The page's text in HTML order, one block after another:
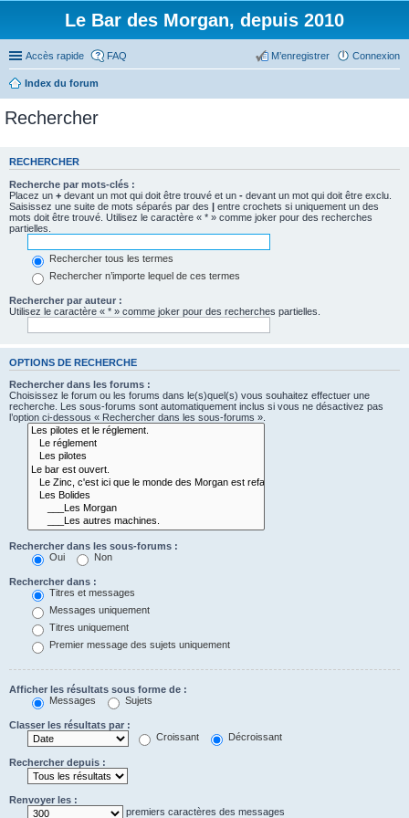
Le Bar des Morgan, depuis 2010
Accès rapide FAQ Connexion
M’enregistrer
Index du forum
Rechercher
RECHERCHER
Recherche par mots-clés :
Placez un + devant un mot qui doit être trouvé et un - devant un mot qui doit être exclu.
Saisissez une suite de mots séparés par des | entre crochets si uniquement un des
mots doit être trouvé. Utilisez le caractère « * » comme joker pour des recherches
partielles.
Rechercher tous les termes
Rechercher n’importe lequel de ces termes
Rechercher par auteur :
Utilisez le caractère « * » comme joker pour des recherches partielles.
OPTIONS DE RECHERCHE
Rechercher dans les forums :
Choisissez le forum ou les forums dans le(s)quel(s) vous souhaitez effectuer une
recherche. Les sous-forums sont automatiquement inclus si vous ne désactivez pas
l’option ci-dessous « Rechercher dans les sous-forums ».
Rechercher dans les sous-forums :
Oui
Non
Rechercher dans :
Titres et messages
Messages uniquement
Titres uniquement
Premier message des sujets uniquement
Afficher les résultats sous forme de :
Messages
Sujets
Classer les résultats par :
Croissant
Décroissant
Rechercher depuis :
Renvoyer les :
premiers caractères des messages